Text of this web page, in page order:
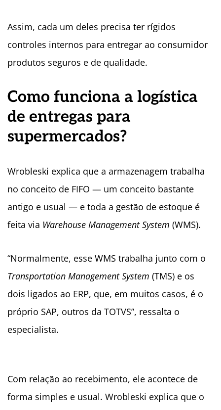
Assim, cada um deles precisa ter rígidos
controles internos para entregar ao consumidor
produtos seguros e de qualidade.
Como funciona a logística
de entregas para
supermercados?
Wrobleski explica que a armazenagem trabalha
no conceito de FIFO — um conceito bastante
antigo e usual — e toda a gestão de estoque é
feita via Warehouse Management System (WMS).
“Normalmente, esse WMS trabalha junto com o
Transportation Management System (TMS) e os
dois ligados ao ERP, que, em muitos casos, é o
próprio SAP, outros da TOTVS”, ressalta o
especialista.
Com relação ao recebimento, ele acontece de
forma simples e usual. Wrobleski explica que o